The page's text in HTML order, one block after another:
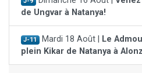
de Ungvar à Natanya!
J-11 Mardi 18 Août |
Le
plein Kikar de Natanya à